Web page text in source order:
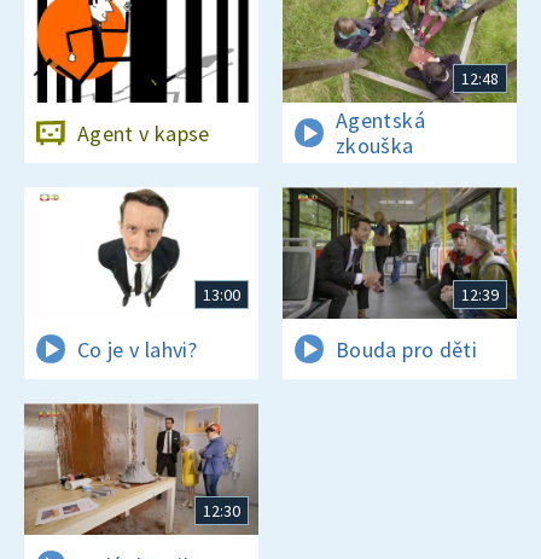
Agent v kapse
12:48
Agentská
zkouška
13:00
Co je v lahvi?
12:39
Bouda pro děti
12:30